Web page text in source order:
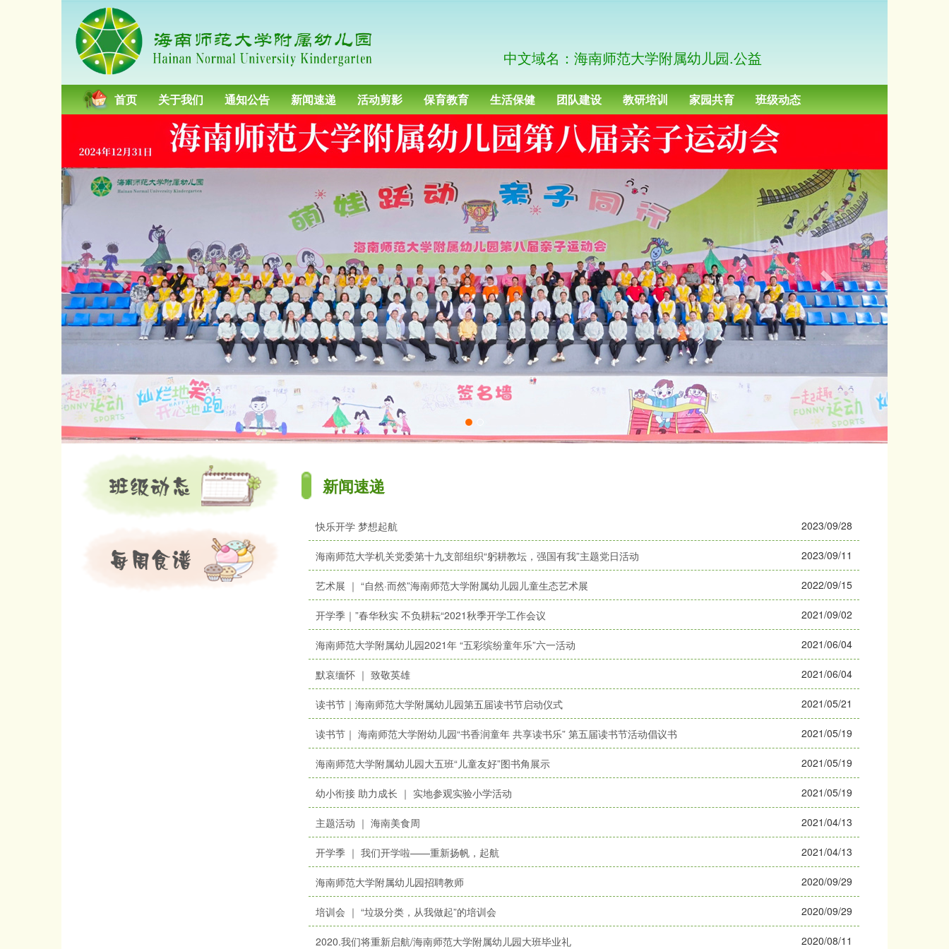
中文域名：海南师范大学附属幼儿园.公益
首页 关于我们 通知公告 新闻速递 活动剪影 保育教育 生活保健 团队建设 教研培训 家园共育 班级动态
r
e
v
s
t
新闻速递
快乐开学 梦想起航 2023/09/28
海南师范大学机关党委第十九支部组织“躬耕教坛，强国有我”主题党日活动 2023/09/11
艺术展 ｜ “自然·而然”海南师范大学附属幼儿园儿童生态艺术展 2022/09/15
开学季｜”春华秋实 不负耕耘“2021秋季开学工作会议 2021/09/02
海南师范大学附属幼儿园2021年 “五彩缤纷童年乐”六一活动 2021/06/04
默哀缅怀 ｜ 致敬英雄 2021/06/04
读书节｜海南师范大学附属幼儿园第五届读书节启动仪式 2021/05/21
读书节｜ 海南师范大学附幼儿园“书香润童年 共享读书乐” 第五届读书节活动倡议书 2021/05/19
海南师范大学附属幼儿园大五班“儿童友好”图书角展示 2021/05/19
幼小衔接 助力成长 ｜ 实地参观实验小学活动 2021/05/19
主题活动 ｜ 海南美食周 2021/04/13
开学季 ｜ 我们开学啦——重新扬帆，起航 2021/04/13
海南师范大学附属幼儿园招聘教师 2020/09/29
培训会 ｜ “垃圾分类，从我做起”的培训会 2020/09/29
2020.我们将重新启航/海南师范大学附属幼儿园大班毕业礼 2020/08/11